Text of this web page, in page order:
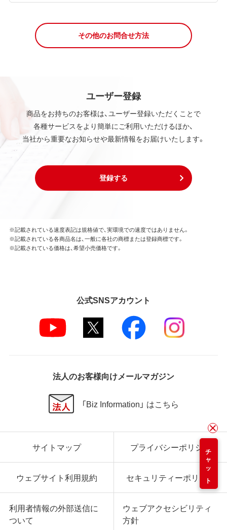
その他のお問合せ方法
ユーザー登録
商品をお持ちのお客様は、ユーザー登録いただくことで
各種サービスをより簡単にご利用いただけるほか、
当社から重要なお知らせや最新情報をお届けいたします。
登録する
チャット
※記載されている速度表記は規格値で、実環境での速度ではありません。
※記載されている各商品名は、一般に各社の商標または登録商標です。
※記載されている価格は、希望小売価格です。
公式SNSアカウント
法人のお客様向けメールマガジン
「Biz Information」 はこちら
サイトマップ プライバシーポリシー
ウェブサイト利用規約 セキュリティーポリシー
利用者情報の外部送信に
ついて
ウェブアクセシビリティ
方針